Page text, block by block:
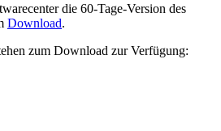
die 60-Tage-Version des
Download.
zum Download zur Verfügung: